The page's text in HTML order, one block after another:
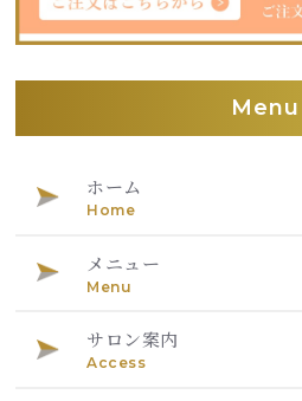
Menu
ホーム
Home
メニュー
Menu
サロン案内
Access